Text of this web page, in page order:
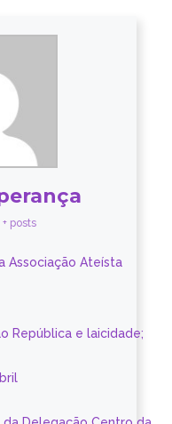
+ posts
Associação Ateísta
República e laicidade;